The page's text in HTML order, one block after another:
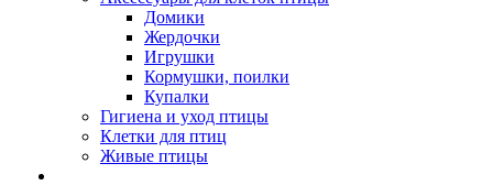
Домики
Жердочки
Игрушки
Кормушки, поилки
Купалки
Гигиена и уход птицы
Клетки для птиц
Живые птицы